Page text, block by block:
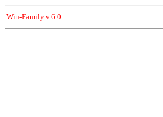
Win-Family v.6.0